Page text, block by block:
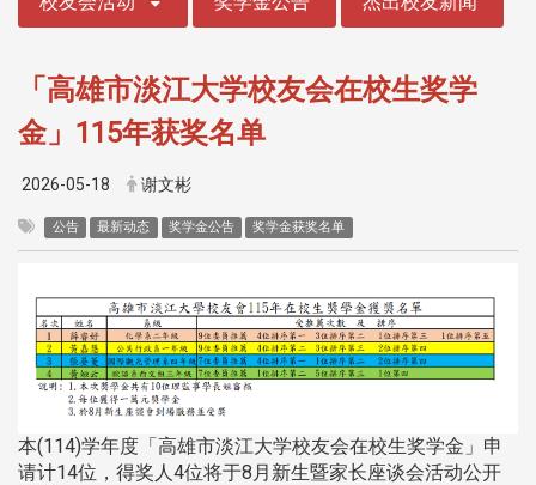
「高雄市淡江大学校友会在校生奖学
金」115年获奖名单
2026-05-18 谢文彬
公告 最新动态 奖学金公告 奖学金获奖名单
本(114)学年度「高雄市淡江大学校友会在校生奖学金」申
请计14位，得奖人4位将于8月新生暨家长座谈会活动公开